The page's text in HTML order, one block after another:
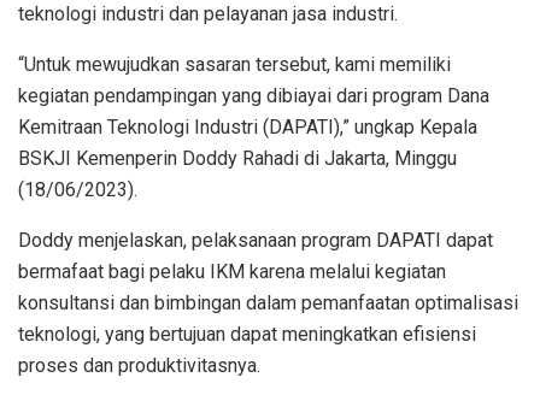
teknologi industri dan pelayanan jasa industri.
“Untuk mewujudkan sasaran tersebut, kami memiliki
kegiatan pendampingan yang dibiayai dari program Dana
Kemitraan Teknologi Industri (DAPATI),” ungkap Kepala
BSKJI Kemenperin Doddy Rahadi di Jakarta, Minggu
(18/06/2023).
Doddy menjelaskan, pelaksanaan program DAPATI dapat
bermafaat bagi pelaku IKM karena melalui kegiatan
konsultansi dan bimbingan dalam pemanfaatan optimalisasi
teknologi, yang bertujuan dapat meningkatkan efisiensi
proses dan produktivitasnya.